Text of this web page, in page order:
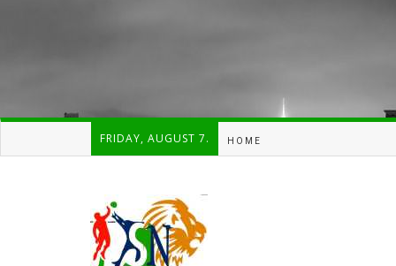
FRIDAY, AUGUST 7. HOME